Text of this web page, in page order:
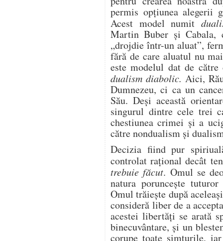
permis opțiunea alegerii
Acest model numit
Martin Buber și Cabala,
„drojdie într-un aluat”,
fără de care aluatul nu
este modelul dat de
dualism diabolic. Aici,
Dumnezeu, ci ca un
Său. Deși această
singurul dintre cele trei
chestiunea crimei și a
către nondualism și
Decizia fiind pur
controlat rațional decât
trebuie făcut. Omul se
natura poruncește
Omul trăiește după
consideră liber de a
acestei libertăți se arată
binecuvântare, și un
corupe toate simțurile,